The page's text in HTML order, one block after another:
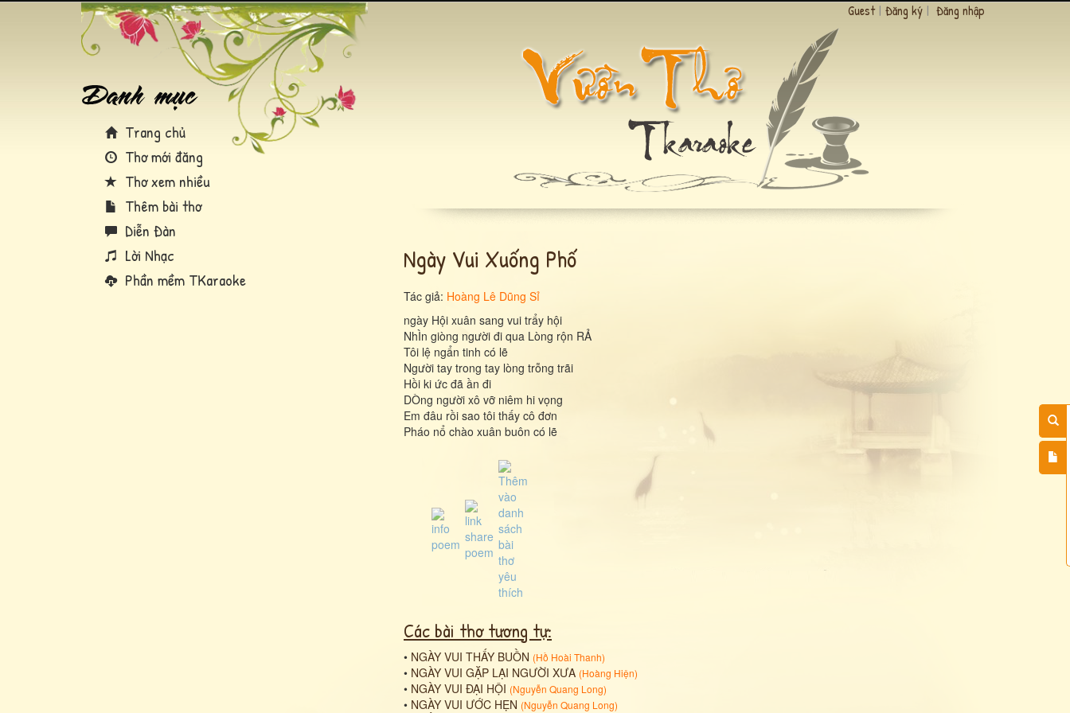
Trang chủ
Thơ mới đăng
Thơ xem nhiều
Thêm bài thơ
Diễn Đàn
Lời Nhạc
Phần mềm TKaraoke
Guest | Đăng ký | Đăng nhập
Ngày Vui Xuống Phố
Tác giả: Hoàng Lê Dũng Sỉ
ngày Hội xuân sang vui trẩy hội
NhÌn giòng người đi qua Lòng rộn RẢ
Tôi lệ ngẩn tinh có lẽ
Người tay trong tay lòng trỗng trãi
Hồi ki ức đã ần đi
DÒng người xô vỡ niêm hi vọng
Em đâu rồi sao tôi thấy cô đơn
Pháo nổ chào xuân buôn có lẽ
Các bài thơ tương tự:
• NGÀY VUI THẤY BUỒN (Hồ Hoài Thanh)
• NGÀY VUI GẶP LẠI NGƯỜI XƯA (Hoàng Hiện)
• NGÀY VUI ĐẠI HỘI (Nguyễn Quang Long)
• NGÀY VUI ƯỚC HẸN (Nguyễn Quang Long)